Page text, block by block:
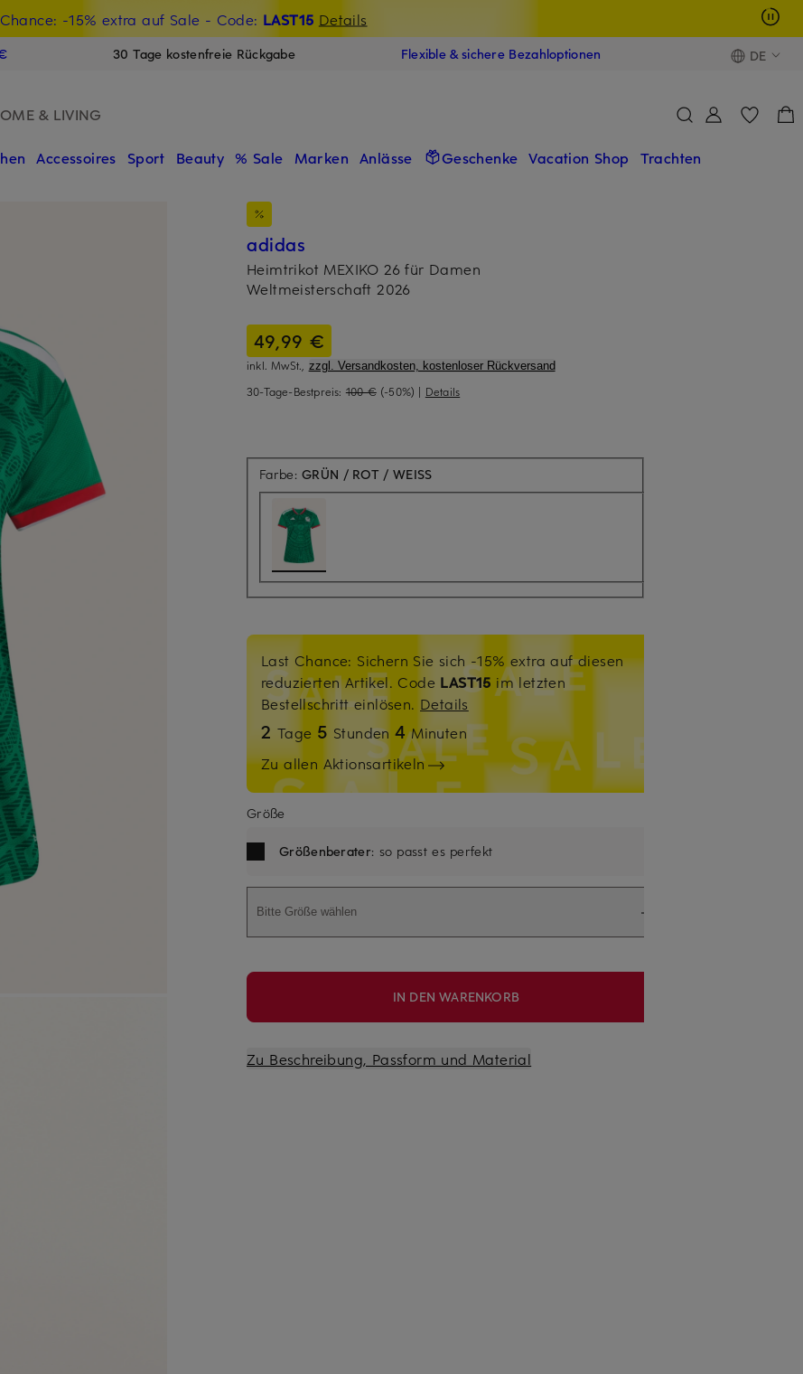
-15% extra auf Sale - Code: LAST15 Details
Willkommensgutschein mit Beyond sichern
30 Tage kostenfreie Rückgabe Flexible & sichere Bezahloptionen DE
& LIVING
Accessoires Sport Beauty % Sale Marken Anlässe Geschenke Vacation Shop Trachten
adidas
Heimtrikot MEXIKO 26 für Damen
Weltmeisterschaft 2026
49,99 €
inkl. MwSt., zzgl. Versandkosten, kostenloser Rückversand
30-Tage-Bestpreis: 100 € (-50%) | Details
Farbe:GRÜN / ROT / WEISS
Last Chance: Sichern Sie sich -15% extra auf diesen
reduzierten Artikel. Code LAST15 im letzten
Bestellschritt einlösen. Details
2 Tage 5 Stunden4Minuten
Zu allen Aktionsartikeln
Größe
Größenberater: so passt es perfekt
Bitte Größe wählen
IN DEN WARENKORB
Zu Beschreibung, Passform und Material